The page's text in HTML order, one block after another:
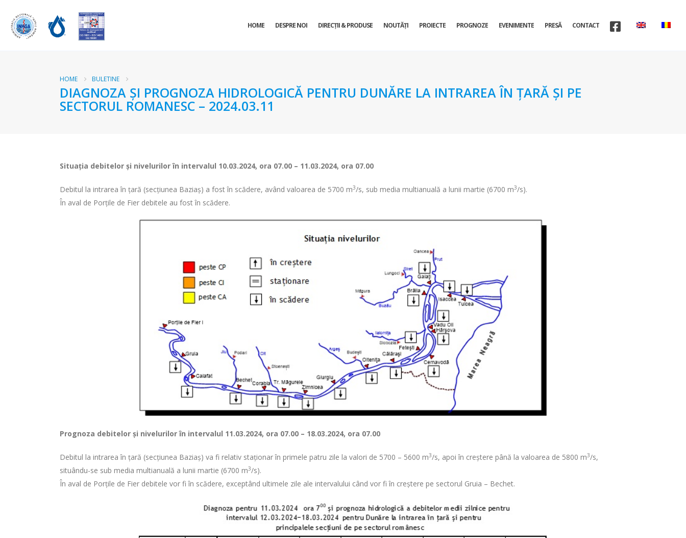
HOME DESPRE NOI DIRECŢII & PRODUSE NOUTĂȚI PROIECTE PROGNOZE EVENIMENTE PRESĂ CONTACT
HOME BULETINE
DIAGNOZA ŞI PROGNOZA HIDROLOGICĂ PENTRU DUNĂRE LA INTRAREA ÎN ŢARĂ ŞI PE
SECTORUL ROMANESC – 2024.03.11
Situaţia debitelor şi nivelurilorîn intervalul 10.03.2024, ora 07.00 – 11.03.2024, ora 07.00
Debitul la intrarea în ţară (secţiunea Baziaş) a fost în scădere, având valoarea de 5700 m3/s, sub media multianuală a lunii martie (6700 m3/s).
În aval de Porţile de Fier debitele au fost în scădere.
Prognoza debitelor şi nivelurilorîn intervalul 11.03.2024, ora 07.00 – 18.03.2024, ora 07.00
Debitul la intrarea în ţară (secţiunea Baziaş) va fi relativ staționar în primele patru zile la valori de 5700 – 5600 m3/s, apoi în creștere până la valoarea de 5800 m3/s,
situându-se sub media multianuală a lunii martie (6700 m3/s).
În aval de Porţile de Fier debitele vor fi în scădere, exceptând ultimele zile ale intervalului când vor fi în creștere pe sectorul Gruia – Bechet.